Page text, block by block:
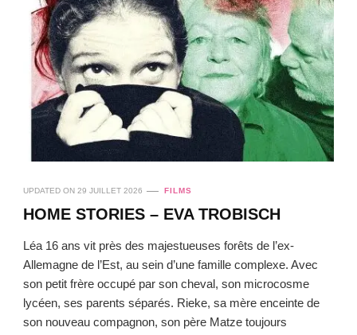
UPDATED ON 29 JUILLET 2026 FILMS
HOME STORIES – EVA TROBISCH
Léa 16 ans vit près des majestueuses forêts de l’ex-
Allemagne de l’Est, au sein d’une famille complexe. Avec
son petit frère occupé par son cheval, son microcosme
lycéen, ses parents séparés. Rieke, sa mère enceinte de
son nouveau compagnon, son père Matze toujours